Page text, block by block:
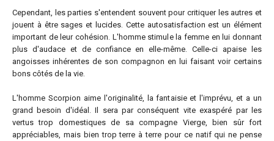
Cependant, les parties s'entendent souvent pour critiquer les autres et
jouent à être sages et lucides. Cette autosatisfaction est un élément
important de leur cohésion. L'homme stimule la femme en lui donnant
plus d'audace et de confiance en elle-même. Celle-ci apaise les
angoisses inhérentes de son compagnon en lui faisant voir certains
bons côtés de la vie.
L'homme Scorpion aime l'originalité, la fantaisie et l'imprévu, et a un
grand besoin d'idéal. Il sera par conséquent vite exaspéré par les
vertus trop domestiques de sa compagne Vierge, bien sûr fort
appréciables, mais bien trop terre à terre pour ce natif qui ne pense